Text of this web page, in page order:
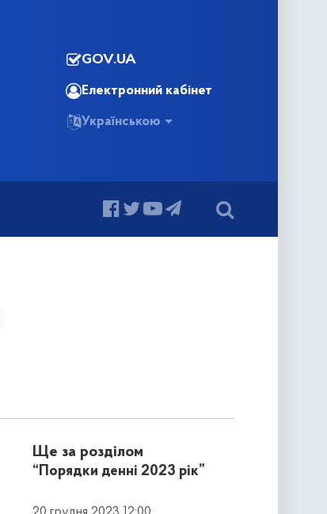
GOV.UA
Електронний кабінет
Українською
Ще за розділом
“Порядки денні 2023 рік”